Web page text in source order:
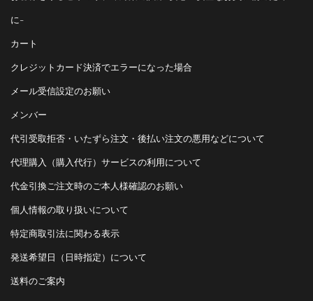
に-
カート
クレジットカード決済でエラーになった場合
メール受信設定のお願い
メンバー
代引受取拒否・いたずら注文・後払い注文の悪用などについて
代理購入（購入代行）サービスの利用について
代金引換ご注文時のご本人様確認のお願い
個人情報の取り扱いについて
特定商取引法に関わる表示
発送希望日（日時指定）について
送料のご案内